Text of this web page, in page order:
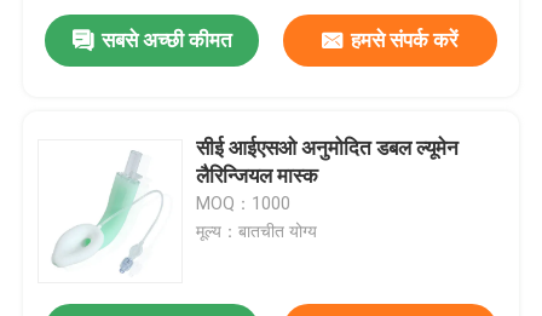
सबसे अच्छी कीमत हमसे संपर्क करें
सीई आईएसओ अनुमोदित डबल ल्यूमेन
लैरिन्जियल मास्क
MOQ：1000
मूल्य：बातचीत योग्य